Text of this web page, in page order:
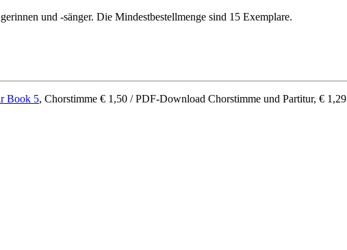
und -sänger. Die Mindestbestellmenge sind 15 Exemplare.
Book 5, Chorstimme € 1,50 / PDF-Download Chorstimme und Partitur, € 1,29